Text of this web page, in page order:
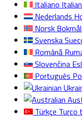
Italiano
Nederlands
Norsk Bokmål
Svenska
Română
Slovenčina
Português
Türkçe Turco